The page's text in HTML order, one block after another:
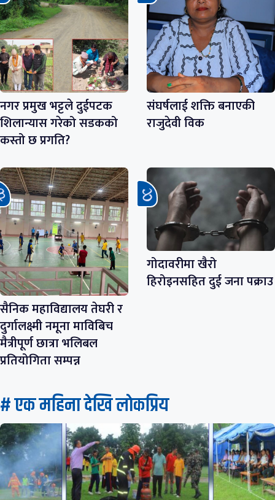
नगर प्रमुख भट्टले दुईपटक
शिलान्यास गरेको सडकको
कस्तो छ प्रगति?
संघर्षलाई शक्ति बनाएकी
राजुदेवी विक
सैनिक महाविद्यालय तेघरी र
दुर्गालक्ष्मी नमूना माविबिच
मैत्रीपूर्ण छात्रा भलिबल
प्रतियोगिता सम्पन्न
गोदावरीमा खैरो
हिरोइनसहित दुई जना पक्राउ
# एक महिना देखि लाेकप्रिय